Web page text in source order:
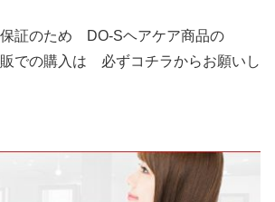
証のため DO-Sヘアケア商品の
での購入は 必ずコチラからお願いし